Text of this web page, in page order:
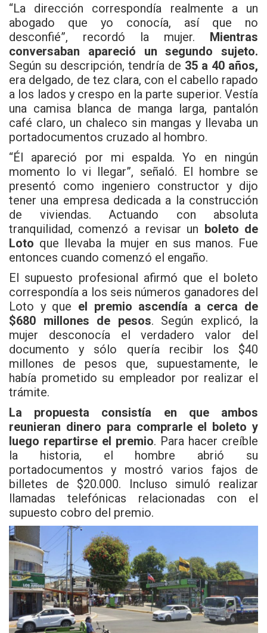
“La dirección correspondía realmente a un
abogado que yo conocía, así que no
desconfié”, recordó la mujer. Mientras
conversaban apareció un segundo sujeto.
Según su descripción, tendría de 35 a 40 años,
era delgado, de tez clara, con el cabello rapado
a los lados y crespo en la parte superior. Vestía
una camisa blanca de manga larga, pantalón
café claro, un chaleco sin mangas y llevaba un
portadocumentos cruzado al hombro.
“Él apareció por mi espalda. Yo en ningún
momento lo vi llegar”, señaló. El hombre se
presentó como ingeniero constructor y dijo
tener una empresa dedicada a la construcción
de viviendas. Actuando con absoluta
tranquilidad, comenzó a revisar un boleto de
Loto que llevaba la mujer en sus manos. Fue
entonces cuando comenzó el engaño.
El supuesto profesional afirmó que el boleto
correspondía a los seis números ganadores del
Loto y que el premio ascendía a cerca de
$680 millones de pesos. Según explicó, la
mujer desconocía el verdadero valor del
documento y sólo quería recibir los $40
millones de pesos que, supuestamente, le
había prometido su empleador por realizar el
trámite.
La propuesta consistía en que ambos
reunieran dinero para comprarle el boleto y
luego repartirse el premio. Para hacer creíble
la historia, el hombre abrió su
portadocumentos y mostró varios fajos de
billetes de $20.000. Incluso simuló realizar
llamadas telefónicas relacionadas con el
supuesto cobro del premio.